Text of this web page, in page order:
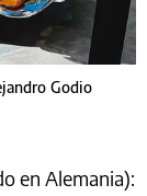
Godio
en Alemania):